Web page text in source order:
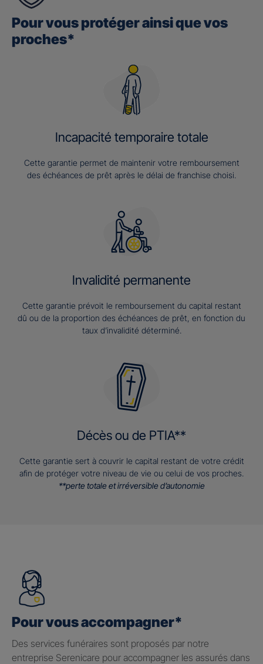
Pour vous protéger ainsi que vos
proches*
Incapacité temporaire totale
Cette garantie permet de maintenir votre remboursement
des échéances de prêt après le délai de franchise choisi.
Invalidité permanente
Cette garantie prévoit le remboursement du capital restant
dû ou de la proportion des échéances de prêt, en fonction du
taux d’invalidité déterminé.
Décès ou de PTIA**
Cette garantie sert à couvrir le capital restant de votre crédit
afin de protéger votre niveau de vie ou celui de vos proches.
**perte totale et irréversible d’autonomie
Pour vous accompagner*
Des services funéraires sont proposés par notre
entreprise Serenicare pour accompagner les assurés dans